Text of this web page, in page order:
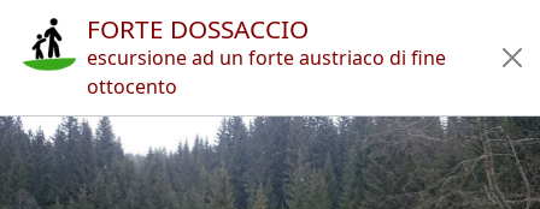
Itinerari
Autori
Novità it
🔍︎
?
FORTE DOSSACCIO
escursione ad un forte austriaco di fine
ottocento